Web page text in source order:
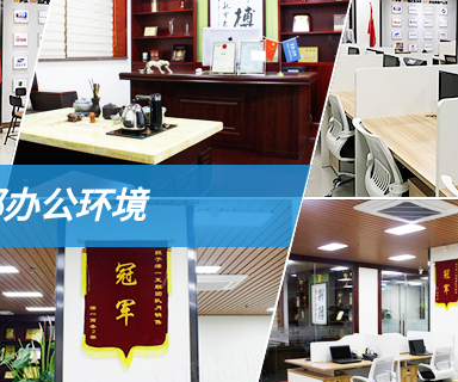
公环境